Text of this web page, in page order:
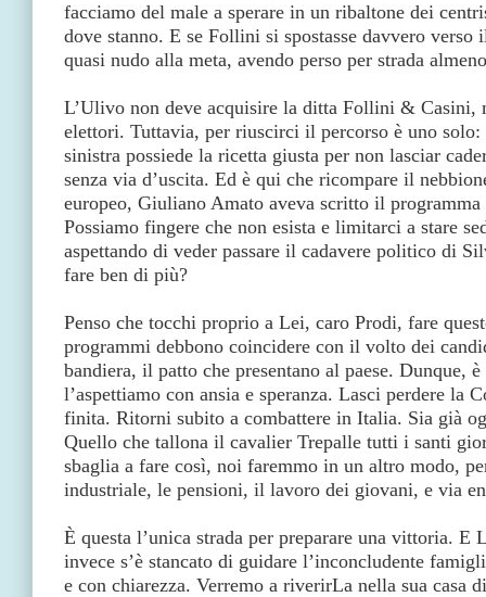
facciamo del male a sperare in un ribaltone dei
dove stanno. E se Follini si spostasse davvero
quasi nudo alla meta, avendo perso per strada
L’Ulivo non deve acquisire la ditta Follini & Casini,
elettori. Tuttavia, per riuscirci il percorso è uno
sinistra possiede la ricetta giusta per non lasciar
senza via d’uscita. Ed è qui che ricompare il
europeo, Giuliano Amato aveva scritto il
Possiamo fingere che non esista e limitarci a stare
aspettando di veder passare il cadavere politico di
fare ben di più?
Penso che tocchi proprio a Lei, caro Prodi, fare
programmi debbono coincidere con il volto dei
bandiera, il patto che presentano al paese. Dunque,
l’aspettiamo con ansia e speranza. Lasci perdere la
finita. Ritorni subito a combattere in Italia. Sia già
Quello che tallona il cavalier Trepalle tutti i santi
sbaglia a fare così, noi faremmo in un altro modo,
industriale, le pensioni, il lavoro dei giovani, e via
È questa l’unica strada per preparare una vittoria. E
invece s’è stancato di guidare l’inconcludente
e con chiarezza. Verremo a riverirLa nella sua casa